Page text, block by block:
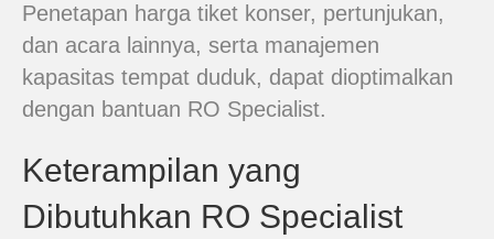
Penetapan harga tiket konser, pertunjukan,
dan acara lainnya, serta manajemen
kapasitas tempat duduk, dapat dioptimalkan
dengan bantuan RO Specialist.
Keterampilan yang
Dibutuhkan RO Specialist